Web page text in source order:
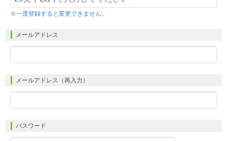
※一度登録すると変更できません。
メールアドレス
メールアドレス（再入力）
パスワード